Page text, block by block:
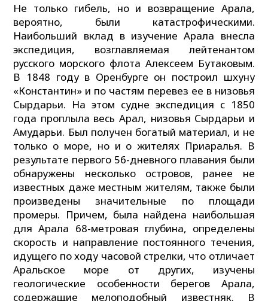
Не только гибель, но и возвращение Арала,
вероятно, были катастрофическими.
Наибольший вклад в изучение Арала внесла
экспедиция, возглавляемая лейтенантом
русского морского флота Алексеем Бутаковым.
В 1848 году в Оренбурге он построил шхуну
«Константин» и по частям перевез ее в низовья
Сырдарьи. На этом судне экспедиция с 1850
года проплыла весь Арал, низовья Сырдарьи и
Амударьи. Был получен богатый материал, и не
только о море, но и о жителях Приаралья. В
результате первого 56-дневного плавания были
обнаружены несколько островов, ранее не
известных даже местным жителям, также были
произведены значительные по площади
промеры. Причем, была найдена наибольшая
для Арала 68-метровая глубина, определены
скорость и направление постоянного течения,
идущего по ходу часовой стрелки, что отличает
Аральское море от других, изучены
геологические особенности берегов Арала,
содержащие мелоподобный известняк. В